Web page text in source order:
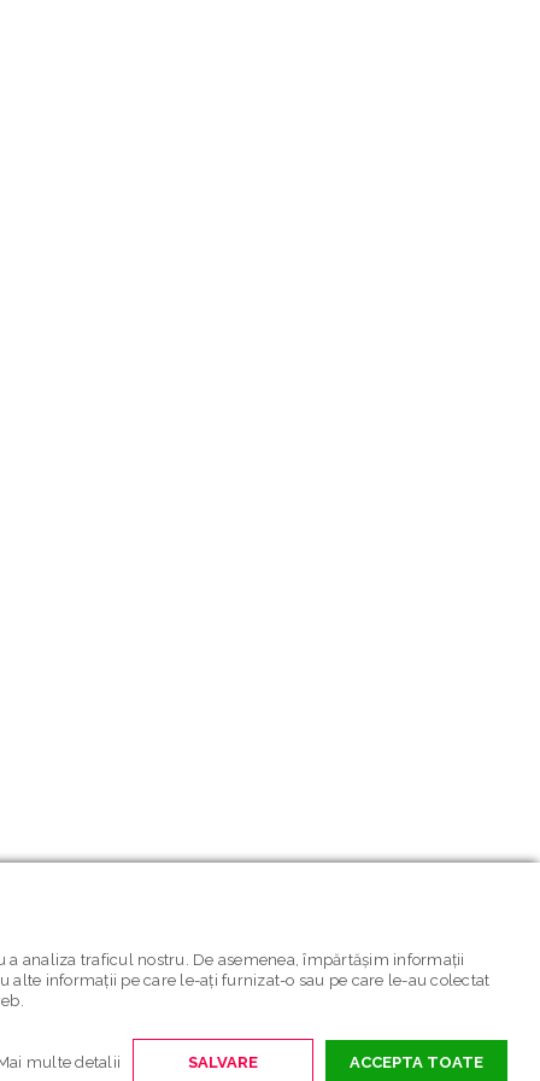
analiza traficul nostru. De asemenea, împărtășim informații
informații pe care le-ați furnizat-o sau pe care le-au colectat
multe detalii SALVARE ACCEPTA TOATE